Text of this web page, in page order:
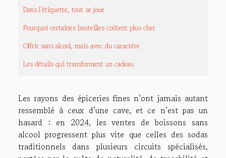
Dans l’étiquette, tout se joue
Pourquoi certaines bouteilles coûtent plus cher
Offrir sans alcool, mais avec du caractère
Les détails qui transforment un cadeau
Les rayons des épiceries fines n’ont jamais autant
ressemblé à ceux d’une cave, et ce n’est pas un
hasard : en 2024, les ventes de boissons sans
alcool progressent plus vite que celles des sodas
traditionnels dans plusieurs circuits spécialisés,